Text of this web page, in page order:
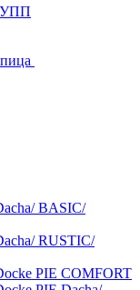
УПП
BASIC/
RUSTIC/
PIE COMFORT